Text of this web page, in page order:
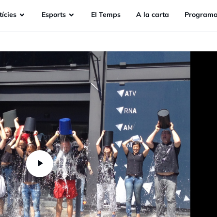
Esports EI Temps A la carta